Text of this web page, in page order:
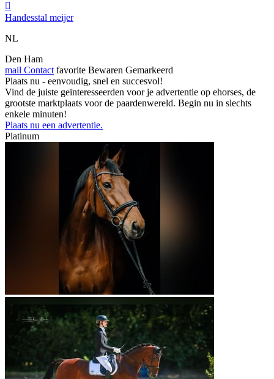

Handesstal meijer
NL
Den Ham
mail Contact favorite Bewaren Gemarkeerd
Plaats nu - eenvoudig, snel en succesvol!
Vind de juiste geïnteresseerden voor je advertentie op ehorses, de
grootste marktplaats voor de paardenwereld. Begin nu in slechts
enkele minuten!
Plaats nu een advertentie.
Platinum